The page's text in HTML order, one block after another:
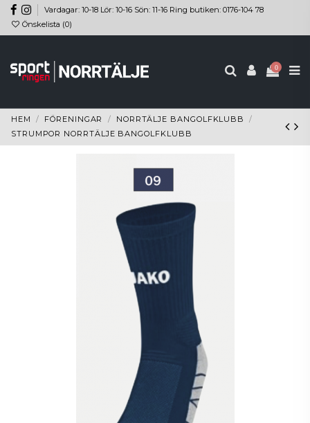
Vardagar: 10-18 Lör: 10-16 Sön: 11-16 Ring butiken: 0176-104 78
Önskelista (0)
0
HEM FÖRENINGAR
NORRTÄLJE BANGOLFKLUBB
STRUMPOR NORRTÄLJE BANGOLFKLUBB